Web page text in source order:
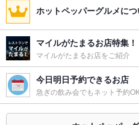
ホットペッパーグルメにつ
マイルがたまるお店特集！
マイルがたまるお店をご紹介
今日明日予約できるお店
急ぎの飲み会でもネット予約